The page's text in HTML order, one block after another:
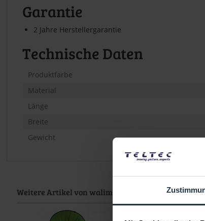
Garantie
2 Jahre Herstellergarantie
Technische Daten
Produktfarbe
Material
Länge
Breite
Gewicht
Weitere Artikel von walimex pro ansehen